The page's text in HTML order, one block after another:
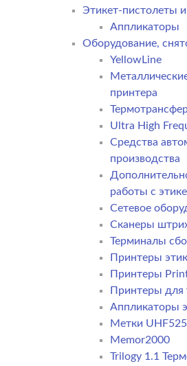
Этикет-пистолеты
Аппликаторы
Оборудование,
YellowLine
принтера
Ultra High
Средства
производства
работы с
Сетевое
Сканеры
Терминалы
Принтеры
Принтеры
Принтеры для
Аппликаторы
Метки
Memor2000
Trilogy 1.1